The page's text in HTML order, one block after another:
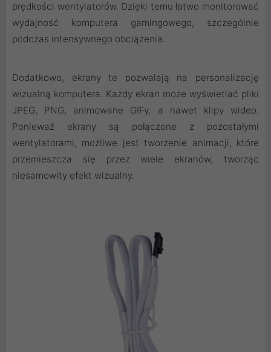
prędkości wentylatorów. Dzięki temu łatwo monitorować
wydajność komputera gamingowego, szczególnie
podczas intensywnego obciążenia.
Dodatkowo, ekrany te pozwalają na personalizację
wizualną komputera. Każdy ekran może wyświetlać pliki
JPEG, PNG, animowane GIFy, a nawet klipy wideo.
Ponieważ ekrany są połączone z pozostałymi
wentylatorami, możliwe jest tworzenie animacji, które
przemieszcza się przez wiele ekranów, tworząc
niesamowity efekt wizualny.